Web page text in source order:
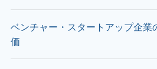
ベンチャー・スタートアップ企業
価